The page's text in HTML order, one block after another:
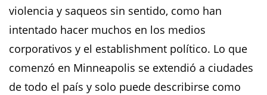
violencia y saqueos sin sentido, como han
intentado hacer muchos en los medios
corporativos y el establishment político. Lo que
comenzó en Minneapolis se extendió a ciudades
de todo el país y solo puede describirse como